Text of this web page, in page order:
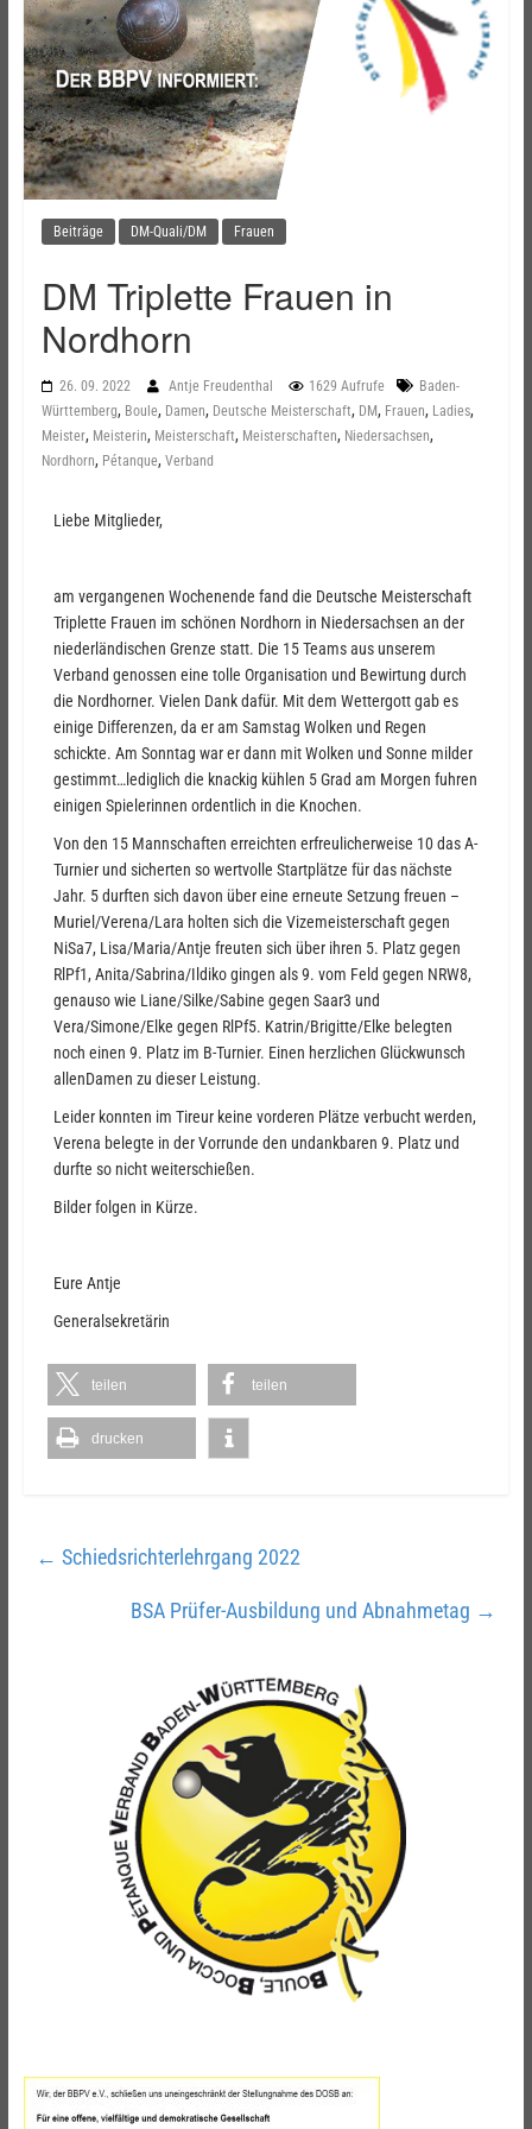
Beiträge DM-Quali/DM Frauen
DM Triplette Frauen in
Nordhorn
26. 09. 2022 Antje Freudenthal 1629 Aufrufe
Baden-
Württemberg, Boule, Damen, Deutsche Meisterschaft, DM, Frauen, Ladies,
Meister, Meisterin, Meisterschaft, Meisterschaften, Niedersachsen,
Nordhorn, Pétanque, Verband
Liebe Mitglieder,
am vergangenen Wochenende fand die Deutsche Meisterschaft
Triplette Frauen im schönen Nordhorn in Niedersachsen an der
niederländischen Grenze statt. Die 15 Teams aus unserem
Verband genossen eine tolle Organisation und Bewirtung durch
die Nordhorner. Vielen Dank dafür. Mit dem Wettergott gab es
einige Differenzen, da er am Samstag Wolken und Regen
schickte. Am Sonntag war er dann mit Wolken und Sonne milder
gestimmt…lediglich die knackig kühlen 5 Grad am Morgen fuhren
einigen Spielerinnen ordentlich in die Knochen.
Von den 15 Mannschaften erreichten erfreulicherweise 10 das A-
Turnier und sicherten so wertvolle Startplätze für das nächste
Jahr. 5 durften sich davon über eine erneute Setzung freuen –
Muriel/Verena/Lara holten sich die Vizemeisterschaft gegen
NiSa7, Lisa/Maria/Antje freuten sich über ihren 5. Platz gegen
RlPf1, Anita/Sabrina/Ildiko gingen als 9. vom Feld gegen NRW8,
genauso wie Liane/Silke/Sabine gegen Saar3 und
Vera/Simone/Elke gegen RlPf5. Katrin/Brigitte/Elke belegten
noch einen 9. Platz im B-Turnier. Einen herzlichen Glückwunsch
allenDamen zu dieser Leistung.
Leider konnten im Tireur keine vorderen Plätze verbucht werden,
Verena belegte in der Vorrunde den undankbaren 9. Platz und
durfte so nicht weiterschießen.
Bilder folgen in Kürze.
Eure Antje
Generalsekretärin
teilen teilen
drucken
← Schiedsrichterlehrgang 2022
BSA Prüfer-Ausbildung und Abnahmetag →